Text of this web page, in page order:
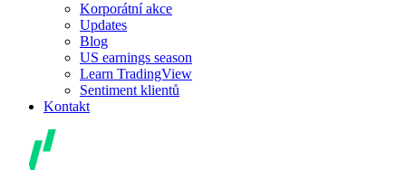
Korporátní akce
Updates
Blog
US earnings season
Learn TradingView
Sentiment klientů
Kontakt